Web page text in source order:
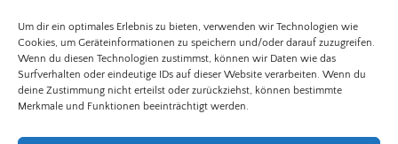
Um dir ein optimales Erlebnis zu bieten, verwenden wir Technologien wie
Cookies, um Geräteinformationen zu speichern und/oder darauf zuzugreifen.
Wenn du diesen Technologien zustimmst, können wir Daten wie das
Surfverhalten oder eindeutige IDs auf dieser Website verarbeiten. Wenn du
deine Zustimmung nicht erteilst oder zurückziehst, können bestimmte
Merkmale und Funktionen beeinträchtigt werden.
Hauptsaison Mai-September 11-19 Uhr